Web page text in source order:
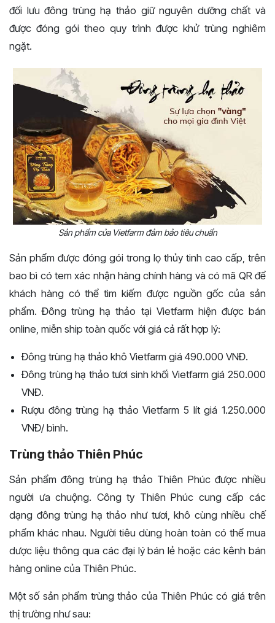
đối lưu đông trùng hạ thảo giữ nguyên dưỡng chất và
được đóng gói theo quy trình được khử trùng nghiêm
ngặt.
Sản phẩm của Vietfarm đảm bảo tiêu chuẩn
Sản phẩm được đóng gói trong lọ thủy tinh cao cấp, trên
bao bì có tem xác nhận hàng chính hàng và có mã QR để
khách hàng có thể tìm kiếm được nguồn gốc của sản
phẩm. Đông trùng hạ thảo tại Vietfarm hiện được bán
online, miễn ship toàn quốc với giá cả rất hợp lý:
Đông trùng hạ thảo khô Vietfarm giá 490.000 VNĐ.
Đông trùng hạ thảo tươi sinh khối Vietfarm giá 250.000
VNĐ.
Rượu đông trùng hạ thảo Vietfarm 5 lít giá 1.250.000
VNĐ/ bình.
Trùng thảo Thiên Phúc
Sản phẩm đông trùng hạ thảo Thiên Phúc được nhiều
người ưa chuộng. Công ty Thiên Phúc cung cấp các
dạng đông trùng hạ thảo như tươi, khô cùng nhiều chế
phẩm khác nhau. Người tiêu dùng hoàn toàn có thể mua
dược liệu thông qua các đại lý bán lẻ hoặc các kênh bán
hàng online của Thiên Phúc.
Một số sản phẩm trùng thảo của Thiên Phúc có giá trên
thị trường như sau: